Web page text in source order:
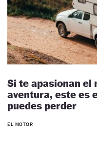
Si te apasionan el
aventura, este es
puedes perder
EL MOTOR